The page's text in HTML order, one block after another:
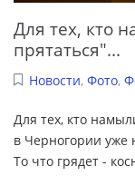
Для тех, кто
прятаться"...
Новости, Фото,
Для тех, кто
в Черногории уже
То что грядет -